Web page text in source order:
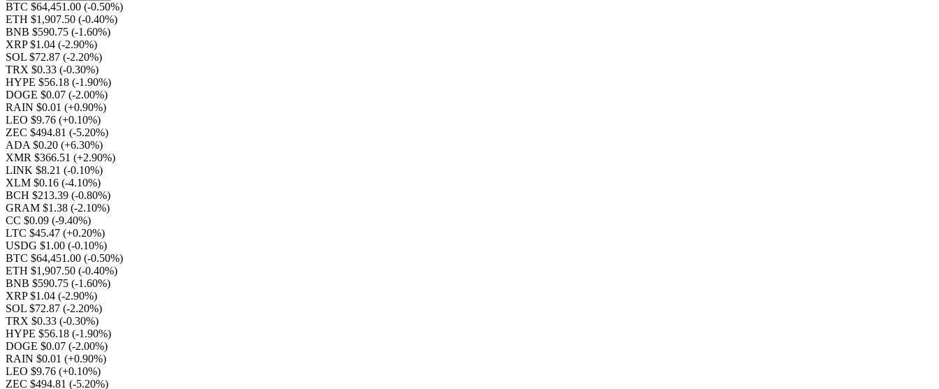
BTC $64,451.00 (-0.50%)
ETH $1,907.50 (-0.40%)
BNB $590.75 (-1.60%)
XRP $1.04 (-2.90%)
SOL $72.87 (-2.20%)
TRX $0.33 (-0.30%)
HYPE $56.18 (-1.90%)
DOGE $0.07 (-2.00%)
RAIN $0.01 (+0.90%)
LEO $9.76 (+0.10%)
ZEC $494.81 (-5.20%)
ADA $0.20 (+6.30%)
XMR $366.51 (+2.90%)
LINK $8.21 (-0.10%)
XLM $0.16 (-4.10%)
BCH $213.39 (-0.80%)
GRAM $1.38 (-2.10%)
CC $0.09 (-9.40%)
LTC $45.47 (+0.20%)
USDG $1.00 (-0.10%)
BTC $64,451.00 (-0.50%)
ETH $1,907.50 (-0.40%)
BNB $590.75 (-1.60%)
XRP $1.04 (-2.90%)
SOL $72.87 (-2.20%)
TRX $0.33 (-0.30%)
HYPE $56.18 (-1.90%)
DOGE $0.07 (-2.00%)
RAIN $0.01 (+0.90%)
LEO $9.76 (+0.10%)
ZEC $494.81 (-5.20%)